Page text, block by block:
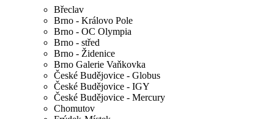
Břeclav
Brno - Královo Pole
Brno - OC Olympia
Brno - střed
Brno - Židenice
Brno Galerie Vaňkovka
České Budějovice - Globus
České Budějovice - IGY
České Budějovice - Mercury
Chomutov